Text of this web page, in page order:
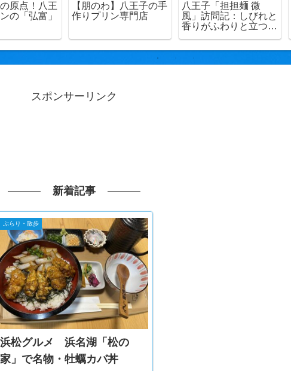
原点！八王
の「弘富」
【朋のわ】八王子の手
作りプリン専門店
八王子「担担麺 微
風」訪問記：しびれと
香りがふわりと立つ一
スポンサーリンク
新着記事
ぶらり・散歩
浜松グルメ 浜名湖「松の
家」で名物・牡蠣カバ丼